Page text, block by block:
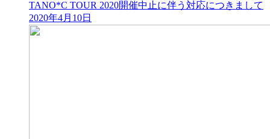
TANO*C TOUR 2020開催中止に伴う対応につきまして
2020年4月10日